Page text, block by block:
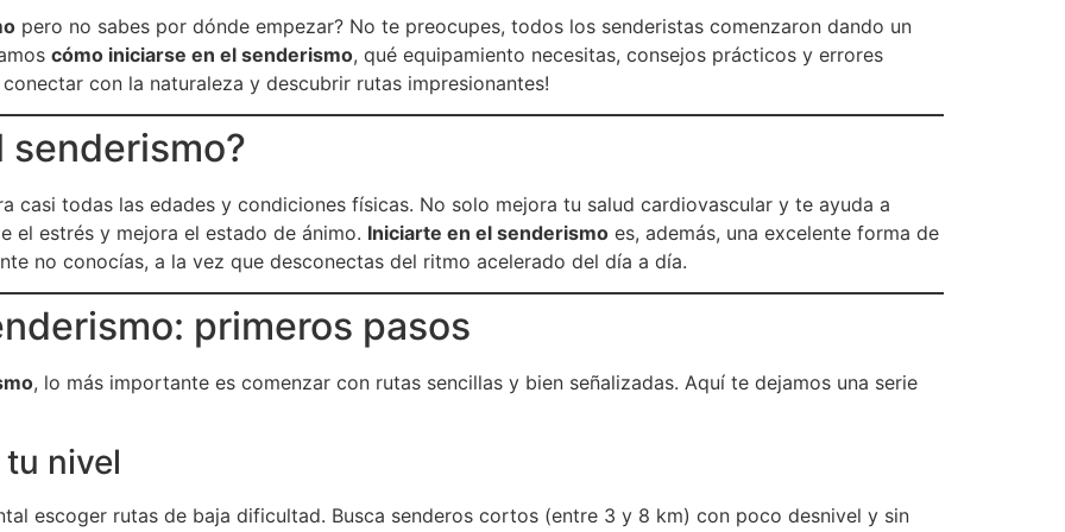
pero no sabes por dónde empezar? No te preocupes, todos los senderistas comenzaron dando un
cómo iniciarse en el senderismo, qué equipamiento necesitas, consejos prácticos y errores
con la naturaleza y descubrir rutas impresionantes!
senderismo?
casi todas las edades y condiciones físicas. No solo mejora tu salud cardiovascular y te ayuda a
el estrés y mejora el estado de ánimo. Iniciarte en el senderismo es, además, una excelente forma de
no conocías, a la vez que desconectas del ritmo acelerado del día a día.
primeros pasos
, lo más importante es comenzar con rutas sencillas y bien señalizadas. Aquí te dejamos una serie
nivel
escoger rutas de baja dificultad. Busca senderos cortos (entre 3 y 8 km) con poco desnivel y sin